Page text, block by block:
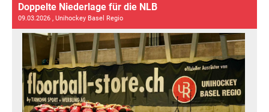
Doppelte Niederlage für die NLB
09.03.2026 , Unihockey Basel Regio